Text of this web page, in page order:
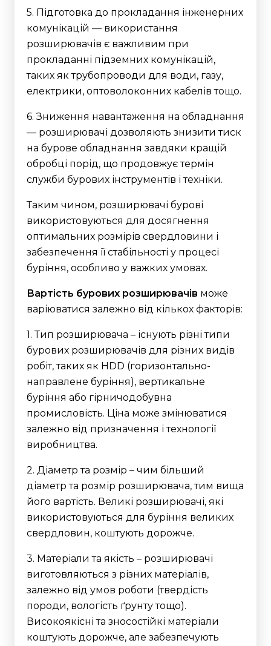
5. Підготовка до прокладання інженерних
комунікацій — використання
розширювачів є важливим при
прокладанні підземних комунікацій,
таких як трубопроводи для води, газу,
електрики, оптоволоконних кабелів тощо.
6. Зниження навантаження на обладнання
— розширювачі дозволяють знизити тиск
на бурове обладнання завдяки кращій
обробці порід, що продовжує термін
служби бурових інструментів і техніки.
Таким чином, розширювачі бурові
використовуються для досягнення
оптимальних розмірів свердловини і
забезпечення її стабільності у процесі
буріння, особливо у важких умовах.
Вартість бурових розширювачів може
варіюватися залежно від кількох факторів:
1. Тип розширювача – існують різні типи
бурових розширювачів для різних видів
робіт, таких як HDD (горизонтально-
направлене буріння), вертикальне
буріння або гірничодобувна
промисловість. Ціна може змінюватися
залежно від призначення і технології
виробництва.
2. Діаметр та розмір – чим більший
діаметр та розмір розширювача, тим вища
його вартість. Великі розширювачі, які
використовуються для буріння великих
свердловин, коштують дорожче.
3. Матеріали та якість – розширювачі
виготовляються з різних матеріалів,
залежно від умов роботи (твердість
породи, вологість ґрунту тощо).
Високоякісні та зносостійкі матеріали
коштують дорожче, але забезпечують